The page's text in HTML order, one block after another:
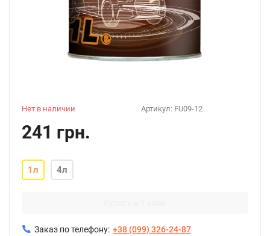
Артикул: FU09-12
Нет в наличии
241 грн.
1л 4л
Заказ по телефону: +38 (099) 326-24-87